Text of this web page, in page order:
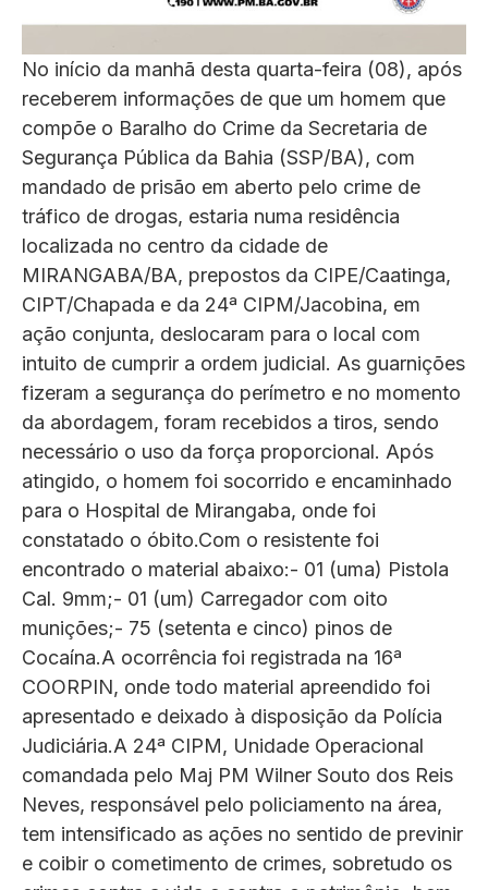
No início da manhã desta quarta-feira (08), após
receberem informações de que um homem que
compõe o Baralho do Crime da Secretaria de
Segurança Pública da Bahia (SSP/BA), com
mandado de prisão em aberto pelo crime de
tráfico de drogas, estaria numa residência
localizada no centro da cidade de
MIRANGABA/BA, prepostos da CIPE/Caatinga,
CIPT/Chapada e da 24ª CIPM/Jacobina, em
ação conjunta, deslocaram para o local com
intuito de cumprir a ordem judicial. As guarnições
fizeram a segurança do perímetro e no momento
da abordagem, foram recebidos a tiros, sendo
necessário o uso da força proporcional. Após
atingido, o homem foi socorrido e encaminhado
para o Hospital de Mirangaba, onde foi
constatado o óbito.Com o resistente foi
encontrado o material abaixo:- 01 (uma) Pistola
Cal. 9mm;- 01 (um) Carregador com oito
munições;- 75 (setenta e cinco) pinos de
Cocaína.A ocorrência foi registrada na 16ª
COORPIN, onde todo material apreendido foi
apresentado e deixado à disposição da Polícia
Judiciária.A 24ª CIPM, Unidade Operacional
comandada pelo Maj PM Wilner Souto dos Reis
Neves, responsável pelo policiamento na área,
tem intensificado as ações no sentido de previnir
e coibir o cometimento de crimes, sobretudo os